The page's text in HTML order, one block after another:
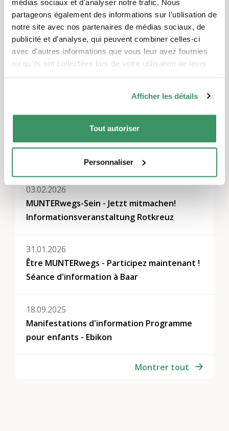
médias sociaux et d'analyser notre trafic. Nous
partageons également des informations sur l'utilisation de
notre site avec nos partenaires de médias sociaux, de
publicité et d'analyse, qui peuvent combiner celles-ci
avec d'autres informations que vous leur avez fournies
ou qu'ils ont collectées lors de votre utilisation de leurs
Afficher les détails
Tout autoriser
Personnaliser
Thèmes
Activités de loisirs et jeux ,L’engagement d’utilité
Suisse centrale, Suisse du Nord-Ouest
Autres événements
03.02.2026
MUNTERwegs-Sein - Jetzt mitmachen!
Informationsveranstaltung Rotkreuz
31.01.2026
Être MUNTERwegs - Participez maintenant !
Séance d'information à Baar
18.09.2025
Manifestations d'information Programme
pour enfants - Ebikon
Montrer tout